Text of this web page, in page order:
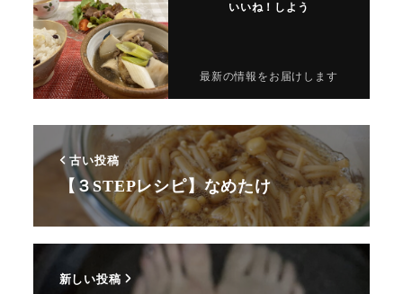
いいね！しよう
最新の情報をお届けします
古い投稿
【３STEPレシピ】なめたけ
新しい投稿